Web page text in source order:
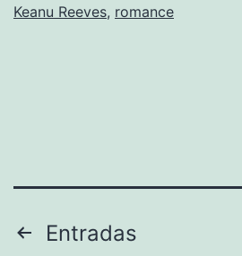
Keanu Reeves, romance
Paginación
Entradas